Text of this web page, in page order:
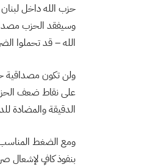
حزب الله داخل
وسيفقد الحزب
الله – قد تحملوا
ولن تكون مصداقية
على نقاط ضعف
الدقيقة والمضادة
ومع الضغط المناسب
بنفوذ كافٍ لإشعال